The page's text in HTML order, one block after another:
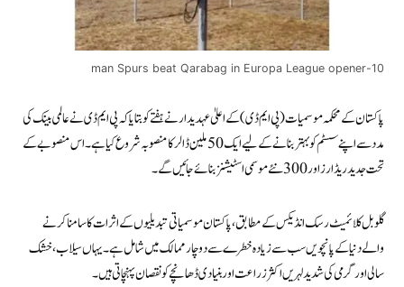
10-man Spurs beat Qarabag in Europa League opener
پاکستان کے محکمہ موسمیات (پی ایم ڈی) کے اعلیٰ عہدیدار نے ہفتے کو بتایا کہ پی ایم ڈی نے عالمی بینک کی
مدد سے اپنے سسٹم کو بہتر بنانے کے لیے ایک 50 ملین ڈالر کا منصوبہ شروع کیا ہے۔ اس منصوبے کے
تحت جدید ریڈارز اور 300 نئے موسمی اسٹیشنز بنائے جائیں گے۔
گلوبل کلائمیٹ رسک انڈیکس کے مطابق، پاکستان موسمیاتی تبدیلیوں کے اثرات کا سامنا کرنے
والے دنیا کے پانچویں سب سے زیادہ خطرے سے دوچار ممالک میں شامل ہے۔ یہاں سیلاب، خشک
سالی اور گرمی کی شدید لہریں اکثر زراعت اور بنیادی ڈھانچے کو نقصان پہنچاتی ہیں۔